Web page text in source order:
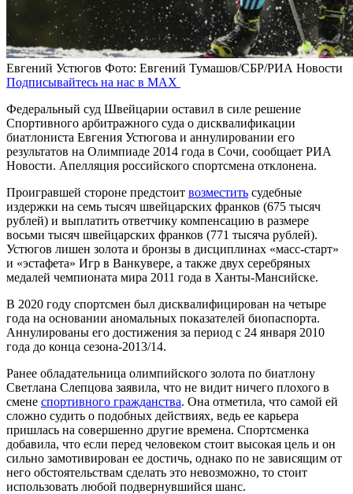
Евгений Устюгов Фото: Евгений Тумашов/СБР/РИА Новости
Подписывайтесь на нас в MAX
Федеральный суд Швейцарии оставил в силе решение
Спортивного арбитражного суда о дисквалификации
биатлониста Евгения Устюгова и аннулировании его
результатов на Олимпиаде 2014 года в Сочи, сообщает РИА
Новости. Апелляция российского спортсмена отклонена.
Проигравшей стороне предстоит возместить судебные
издержки на семь тысяч швейцарских франков (675 тысяч
рублей) и выплатить ответчику компенсацию в размере
восьми тысяч швейцарских франков (771 тысяча рублей).
Устюгов лишен золота и бронзы в дисциплинах «масс-старт»
и «эстафета» Игр в Ванкувере, а также двух серебряных
медалей чемпионата мира 2011 года в Ханты-Мансийске.
В 2020 году спортсмен был дисквалифицирован на четыре
года на основании аномальных показателей биопаспорта.
Аннулированы его достижения за период с 24 января 2010
года до конца сезона-2013/14.
Ранее обладательница олимпийского золота по биатлону
Светлана Слепцова заявила, что не видит ничего плохого в
смене спортивного гражданства. Она отметила, что самой ей
сложно судить о подобных действиях, ведь ее карьера
пришлась на совершенно другие времена. Спортсменка
добавила, что если перед человеком стоит высокая цель и он
сильно замотивирован ее достичь, однако по не зависящим от
него обстоятельствам сделать это невозможно, то стоит
использовать любой подвернувшийся шанс.